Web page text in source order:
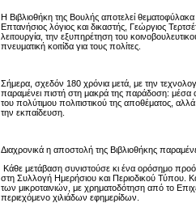
Η Βιβλιοθήκη της Βουλής αποτελεί
Επτανήσιος λόγιος και δικαστής, Γεώργιος
λειτουργία, την εξυπηρέτηση του
πνευματική κοιτίδα για τους πολίτες.
Σήμερα, σχεδόν 180 χρόνια μετά, με την
παραμένει πιστή στη μακρά της παράδοση: μέσα
του πολύτιμου πολιτιστικού της αποθέματος,
την εκπαίδευση.
Διαχρονικά η αποστολή της Βιβλιοθήκης
Κάθε μετάβαση συνιστούσε κι ένα ορόσημο
στη Συλλογή Ημερήσιου και Περιοδικού Τύπου.
των μικροταινιών, με χρηματοδότηση από το
περιεχόμενο χιλιάδων εφημερίδων.